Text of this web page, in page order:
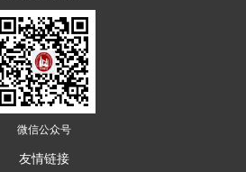
微信公众号
友情链接